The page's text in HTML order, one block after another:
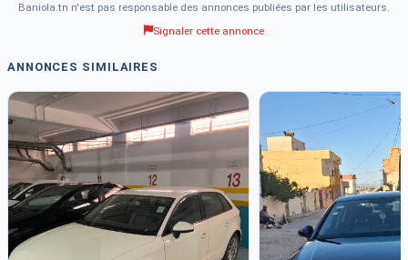
Baniola.tn n'est pas responsable des annonces publiées par les utilisateurs.
Signaler cette annonce
ANNONCES SIMILAIRES